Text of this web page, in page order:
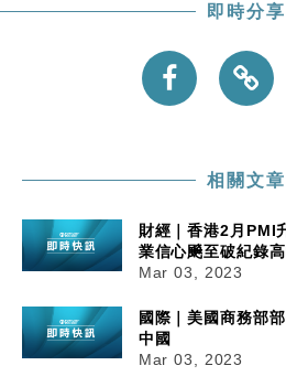
即時分享
相關文章
財經｜香港2月PMI
業信心飈至破紀錄
Mar 03, 2023
國際｜美國商務部
中國
Mar 03, 2023